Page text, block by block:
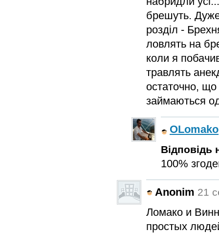
брешуть. Дуже
розділ -
ловлять на
коли я
травлять
остаточно,
займаються
OLomako
Відповідь
100%
Anonim 21
Ломако и
простых